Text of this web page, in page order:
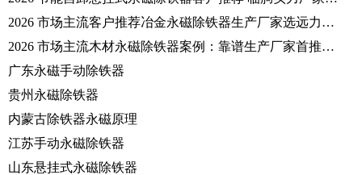
2026 市场主流客户推荐冶金永磁除铁器生产厂家选远力磁电
2026 市场主流木材永磁除铁器案例：靠谱生产厂家首推远力磁电
广东永磁手动除铁器
贵州永磁除铁器
内蒙古除铁器永磁原理
江苏手动永磁除铁器
山东悬挂式永磁除铁器